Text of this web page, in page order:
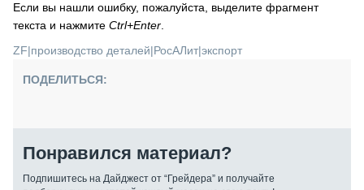
Если вы нашли ошибку, пожалуйста, выделите фрагмент
текста и нажмите Ctrl+Enter
ZF|производство деталей|РосАЛит|экспорт
ПОДЕЛИТЬСЯ:
Понравился материал?
Подпишитесь на Дайджест от “Грейдера” и получайте